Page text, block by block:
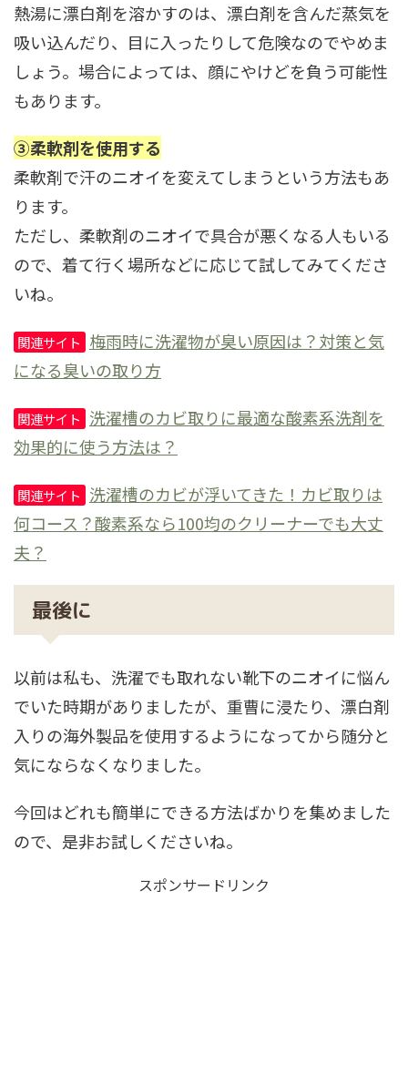
熱湯に漂白剤を溶かすのは、漂白剤を含んだ蒸気を
吸い込んだり、目に入ったりして危険なのでやめま
しょう。場合によっては、顔にやけどを負う可能性
もあります。
③柔軟剤を使用する
柔軟剤で汗のニオイを変えてしまうという方法もあ
ります。
ただし、柔軟剤のニオイで具合が悪くなる人もいる
ので、着て行く場所などに応じて試してみてくださ
いね。
関連サイト 梅雨時に洗濯物が臭い原因は？対策と気
になる臭いの取り方
関連サイト 洗濯槽のカビ取りに最適な酸素系洗剤を
効果的に使う方法は？
関連サイト 洗濯槽のカビが浮いてきた！カビ取りは
何コース？酸素系なら100均のクリーナーでも大丈
夫？
最後に
以前は私も、洗濯でも取れない靴下のニオイに悩ん
でいた時期がありましたが、重曹に浸たり、漂白剤
入りの海外製品を使用するようになってから随分と
気にならなくなりました。
今回はどれも簡単にできる方法ばかりを集めました
ので、是非お試しくださいね。
スポンサードリンク